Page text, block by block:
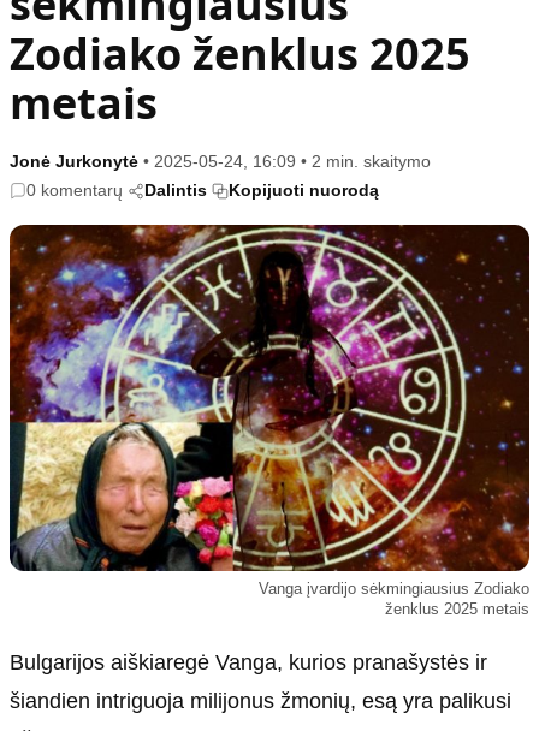
Mada
Mokslas
Namai ir interjeras
Gyvenimo būdas
Vasaros mada
Populiaru
Sodas ir daržas
Sveikata ir grožis
Karjera
Psichologinė sveikata
Tvari mada
Informacija
Klaidų taisymo politika
Naudojimo sąlygos
Privatumo politika
Reklamos politika
Slapukų politika
Redakcija
Apie mus
Autoriai
Dirbtinis intelektas
Zodiako ženklus 2025
metais
Jonė Jurkonytė • 2025-05-24, 16:09 • 2 min. skaitymo
0 komentarų
Dalintis Kopijuoti nuorodą
Vanga įvardijo sėkmingiausius Zodiako
ženklus 2025 metais
Bulgarijos aiškiaregė Vanga, kurios pranašystės ir
šiandien intriguoja milijonus žmonių, esą yra palikusi